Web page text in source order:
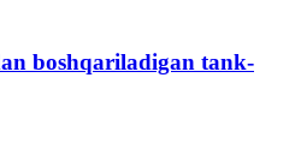
boshqariladigan tank-